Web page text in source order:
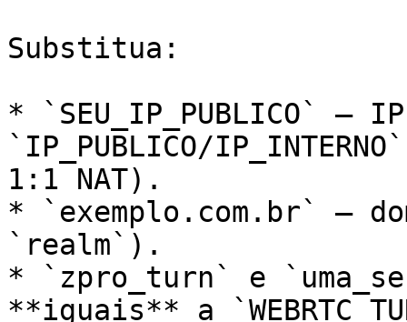
Substitua:
* `SEU_IP_PUBLICO` —
`IP_PUBLICO/
1:1 NAT).
* `exemplo.com.br` —
`realm`).
* `zpro_turn` e
**iguais** a